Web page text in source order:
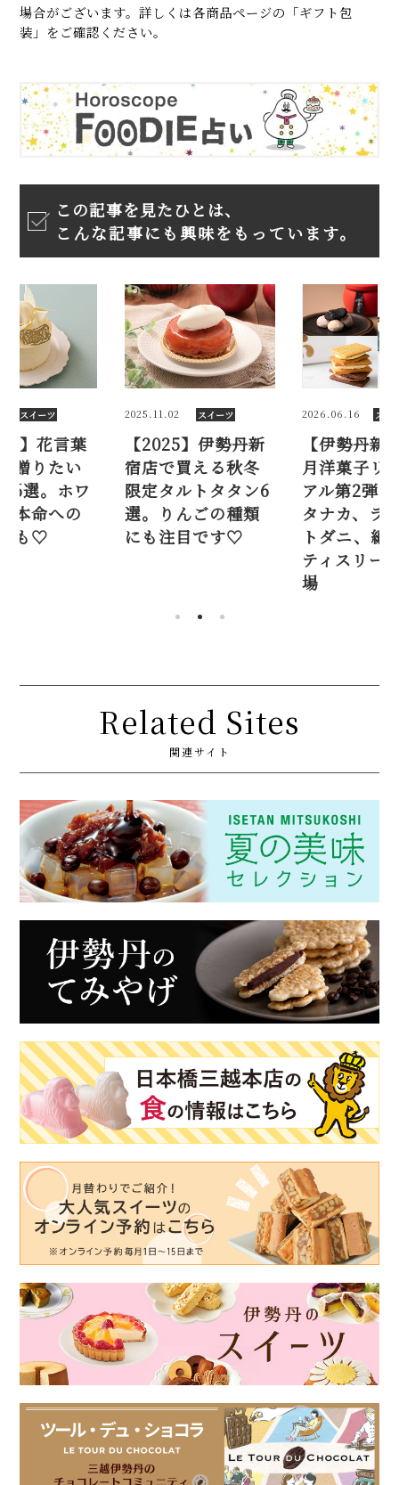
場合がございます。詳しくは各商品ページの「ギフト包
装」をご確認ください。
この記事を見たひとは、
こんな記事にも興味をもっています。
スイーツ
伊勢丹新
える秋冬
トタタン6
ごの種類
です♡
2026.06.16 スイーツ
【伊勢丹新宿店】6
月洋菓子リニュー
アル第2弾！ カフェ
タナカ、ラトリエ
トダニ、編集型パ
2026.02.27 スイ
【2026春
とともに贈
スイーツ6
イトデー本
お返しにも
Related Sites
関連サイト